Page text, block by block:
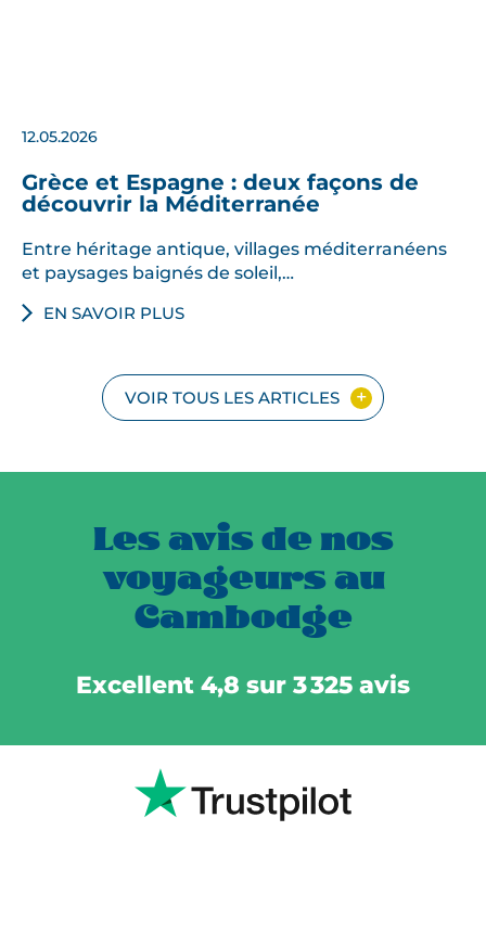
12.05.2026
Grèce et Espagne : deux façons de
découvrir la Méditerranée
Entre héritage antique, villages méditerranéens
et paysages baignés de soleil,…
EN SAVOIR PLUS
VOIR TOUS LES ARTICLES
Les avis de nos
voyageurs au
Cambodge
Excellent 4,8 sur 3 325 avis